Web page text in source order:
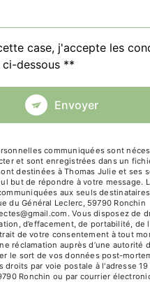
case, j'accepte les
dessous **
Envoyer
communiquées sont
et sont enregistrées dans un
destinées à Thomas Julie et ses
but de répondre à votre message.
aux seuls
du Général Leclerc, 59790 Ronchin
Vous disposez de
d’effacement, de portabilité, de
de votre consentement à tout
réclamation auprès d’une autorité
le sort de vos données post-
droits par voie postale à l'adresse 19
Ronchin ou par courrier